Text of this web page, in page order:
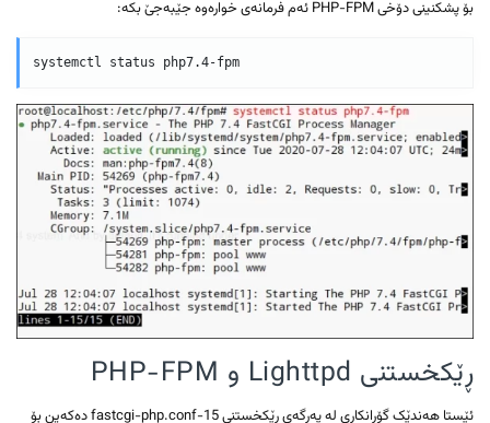
بۆ پشکنینی دۆخی PHP-FPM ئەم فرمانەی خوارەوە جێبەجێ بکە:
ڕێکخستنی Lighttpd و PHP-FPM
ئێستا هەندێک گۆڕانکاری لە پەڕگەی ڕێکخستنی fastcgi-php.conf-15 دەکەین بۆ